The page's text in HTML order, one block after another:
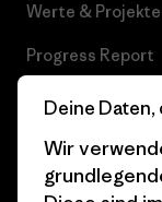
Werte & Projekte
Progress Report
Business Unusual
Klimaziele
1% For The Planet
Deine Daten,
Wir